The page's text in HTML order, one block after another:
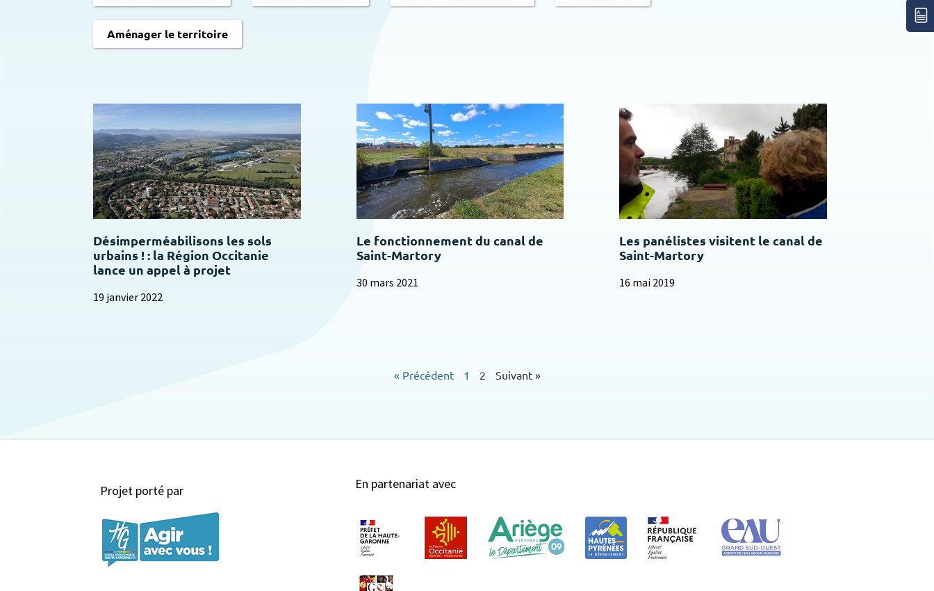
Aménager le territoire
Désimperméabilisons les sols
urbains ! : la Région Occitanie
lance un appel à projet
19 janvier 2022
Le fonctionnement du canal de
Saint-Martory
30 mars 2021
Les panélistes visitent le canal de
Saint-Martory
16 mai 2019
« Précédent 1 2 Suivant »
Projet porté par En partenariat avec